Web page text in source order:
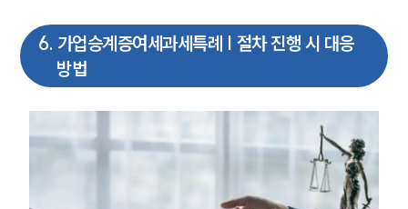
고객후기
NEWS
공지사항
뉴스레터/브로슈어
6. 가업승계증여세과세특례 | 절차 진행 시 대응
방법